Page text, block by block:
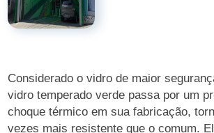
Considerado o vidro de maior
vidro temperado verde passa por um
choque térmico em sua fabricação,
vezes mais resistente que o comum.